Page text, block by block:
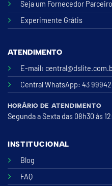
Seja um Fornecedor Parceiro
Experimente Grátis
ATENDIMENTO
E-mail:
Central WhatsApp: 43
HORÁRIO DE ATENDIMENTO
Segunda a Sexta das 08h30 às
INSTITUCIONAL
Blog
FAQ